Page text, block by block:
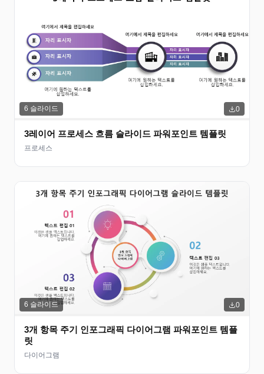
6 슬라이드 0
3레이어 프로세스 흐름 슬라이드 파워포인트 템플릿
프로세스
6 슬라이드 0
3개 항목 주기 인포그래픽 다이어그램 파워포인트 템플
릿
다이어그램